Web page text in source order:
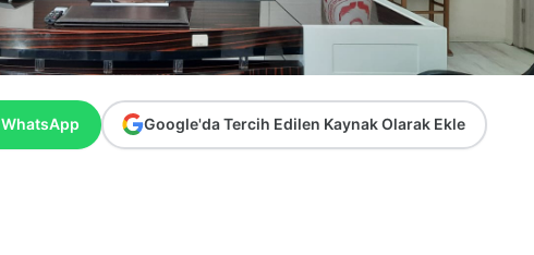
WhatsApp Google'da Tercih Edilen Kaynak Olarak Ekle